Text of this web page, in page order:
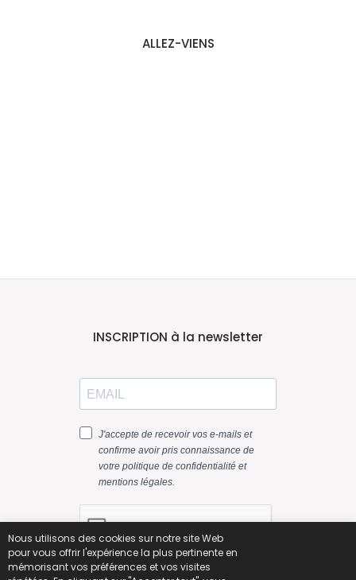
ALLEZ-VIENS
INSCRIPTION à la newsletter
Nous utilisons des cookies sur notre site Web
pour vous offrir l'expérience la plus pertinente en
mémorisant vos préférences et vos visites